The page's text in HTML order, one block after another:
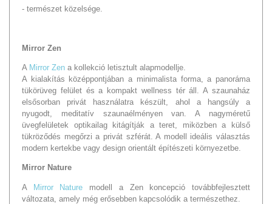
- természet közelsége.
Mirror Zen
A Mirror Zen a kollekció letisztult alapmodellje.
A kialakítás középpontjában a minimalista forma, a panoráma
tükörüveg felület és a kompakt wellness tér áll. A szaunaház
elsősorban privát használatra készült, ahol a hangsúly a
nyugodt, meditatív szaunaélményen van. A nagyméretű
üvegfelületek optikailag kitágítják a teret, miközben a külső
tükröződés megőrzi a privát szférát. A modell ideális választás
modern kertekbe vagy design orientált építészeti környezetbe.
Mirror Nature
A Mirror Nature modell a Zen koncepció továbbfejlesztett
változata, amely még erősebben kapcsolódik a természethez.